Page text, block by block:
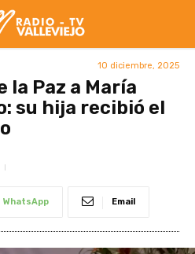
10 diciembre, 2025
la Paz a María
su hija recibió el
WhatsApp Email